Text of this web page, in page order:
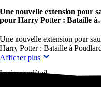
Une nouvelle extension pour
pour Harry Potter : Bataille
Une nouvelle extension pour
Harry Potter : Bataille à
Afficher plus
Le jeu en détail